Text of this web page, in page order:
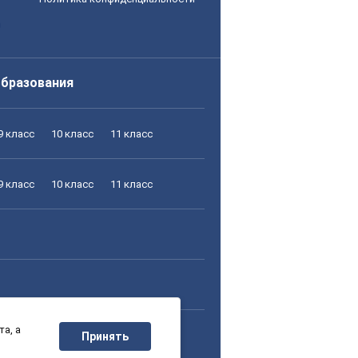
класс 10 класс 11 класс
класс 10 класс 11 класс
класс 10 класс 11 класс
а
Принять